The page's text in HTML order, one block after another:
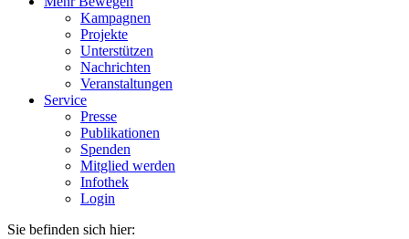
Kampagnen
Projekte
Unterstützen
Nachrichten
Veranstaltungen
Service
Presse
Publikationen
Spenden
Mitglied werden
Infothek
Login
Sie befinden sich hier: